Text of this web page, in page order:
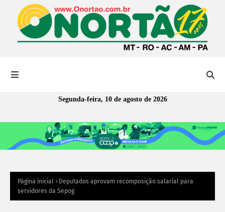
Segunda-feira, 10 de agosto de 2026
Página inicial
Deputados aprovam recomposição salarial para
servidores da Sepog